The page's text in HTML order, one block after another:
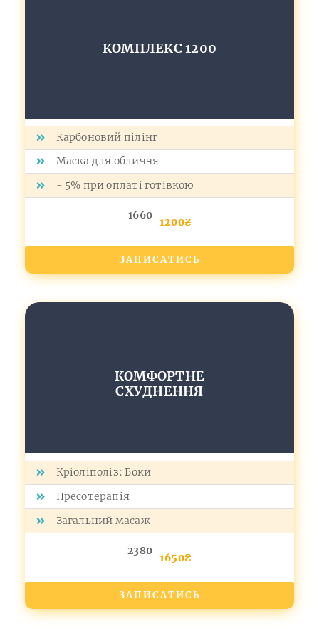
КОМПЛЕКС 1200
Карбоновий пілінг
Маска для обличчя
- 5% при оплаті готівкою
1660
1200₴
ЗАПИСАТИСЬ
КОМФОРТНЕ
СХУДНЕННЯ
Кріоліполіз: Боки
Пресотерапія
Загальний масаж
2380
1650₴
ЗАПИСАТИСЬ